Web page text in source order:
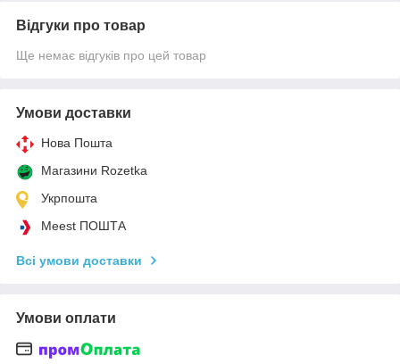
Відгуки про товар
Ще немає відгуків про цей товар
Умови доставки
Нова Пошта
Магазини Rozetka
Укрпошта
Meest ПОШТА
Всі умови доставки
Умови оплати